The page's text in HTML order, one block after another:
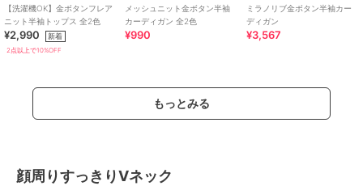
【洗濯機OK】金ボタンフレア
ニット半袖トップス 全2色
¥2,990 新着
2点以上で10%OFF
メッシュニット金ボタン半袖
カーディガン 全2色
¥990
ミラノリブ金ボタン半袖カー
ディガン
¥3,567
もっとみる
顔周りすっきりVネック